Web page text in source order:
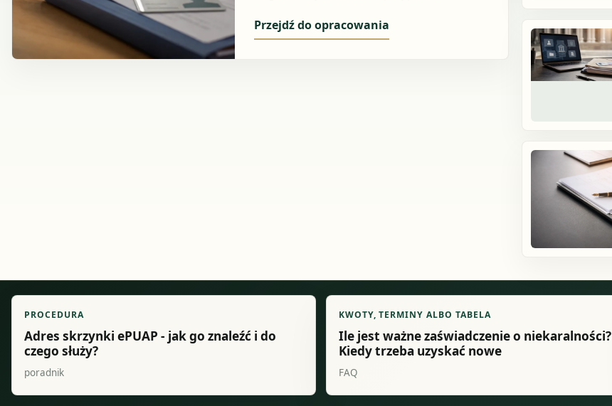
Przejdź do opracowania
PROCEDURA
Adres skrzynki ePUAP - jak go znaleźć i do
czego służy?
poradnik
KWOTY, TERMINY ALBO TABELA
Ile jest ważne zaświadczenie o niekaralności?
Kiedy trzeba uzyskać nowe
FAQ